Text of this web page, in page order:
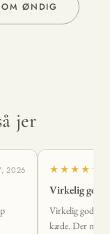
OM ØNDIG
jer
2026 ★★★★★
Virkelig god
Virkelig god
kæde. Der